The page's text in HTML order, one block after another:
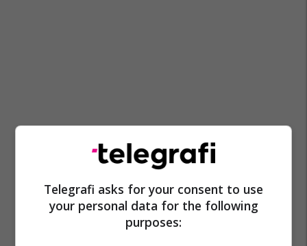
Telegrafi asks for your consent to use
your personal data for the following
purposes: